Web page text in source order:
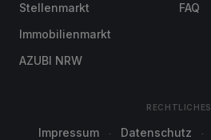
Stellenmarkt
Immobilienmarkt
AZUBI NRW
FAQ
RECHTLICHES
Impressum Datenschutz